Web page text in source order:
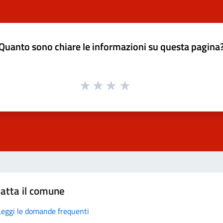
sono chiare le informazioni su questa
il comune
le domande frequenti